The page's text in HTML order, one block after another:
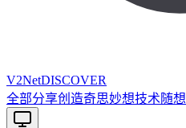
V2NetDISCOVER
全部分享创造奇思妙想技术随想